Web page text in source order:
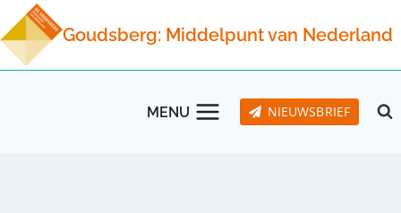
Doorgaan
naar
inhoud
Goudsberg: Middelpunt van Nederland
MENU NIEUWSBRIEF